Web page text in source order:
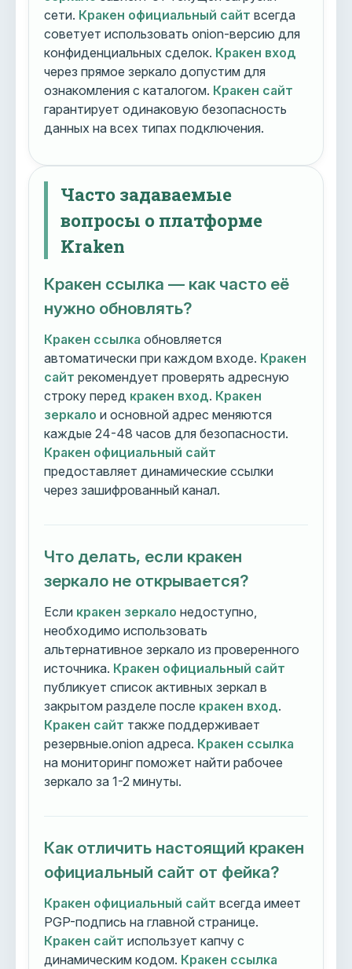
сети. Кракен официальный сайт всегда
советует использовать onion-версию для
конфиденциальных сделок. Кракен вход
через прямое зеркало допустим для
ознакомления с каталогом. Кракен сайт
гарантирует одинаковую безопасность
данных на всех типах подключения.
Часто задаваемые
вопросы о платформе
Kraken
Кракен ссылка — как часто её
нужно обновлять?
Кракен ссылка обновляется
автоматически при каждом входе. Кракен
сайт рекомендует проверять адресную
строку перед кракен вход. Кракен
зеркало и основной адрес меняются
каждые 24-48 часов для безопасности.
Кракен официальный сайт
предоставляет динамические ссылки
через зашифрованный канал.
Что делать, если кракен
зеркало не открывается?
Если кракен зеркало недоступно,
необходимо использовать
альтернативное зеркало из проверенного
источника. Кракен официальный сайт
публикует список активных зеркал в
закрытом разделе после кракен вход.
Кракен сайт также поддерживает
резервные.onion адреса. Кракен ссылка
на мониторинг поможет найти рабочее
зеркало за 1-2 минуты.
Как отличить настоящий кракен
официальный сайт от фейка?
Кракен официальный сайт всегда имеет
PGP-подпись на главной странице.
Кракен сайт использует капчу с
динамическим кодом. Кракен ссылка